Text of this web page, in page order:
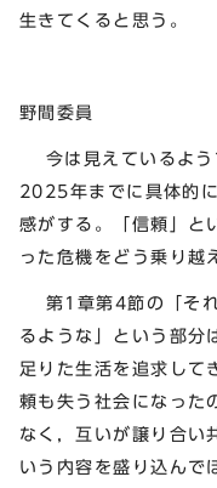
生きてくると思う。
野間委員
今は見えているよう
2025年までに具体的
感がする。「信頼」と
った危機をどう乗り越
第1章第4節の「それ
るような」という部分
足りた生活を追求して
頼も失う社会になった
なく，互いが譲り合い
いう内容を盛り込んで